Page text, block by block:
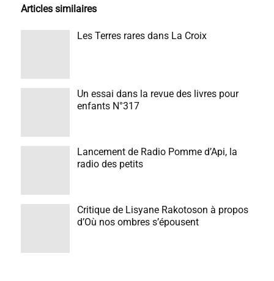
Articles similaires
Les Terres rares dans La Croix
Un essai dans la revue des livres pour
enfants N°317
Lancement de Radio Pomme d’Api, la
radio des petits
Critique de Lisyane Rakotoson à propos
d’Où nos ombres s’épousent